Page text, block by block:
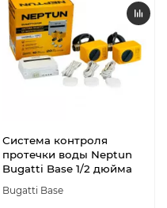
Система контроля
протечки воды Neptun
Bugatti Base 1/2 дюйма
Bugatti Base